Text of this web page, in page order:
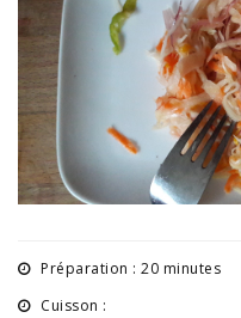
Préparation : 20 minutes
Cuisson :